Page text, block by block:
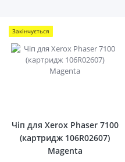
Закінчується
Чіп для Xerox Phaser 7100
(картридж 106R02607)
Magenta